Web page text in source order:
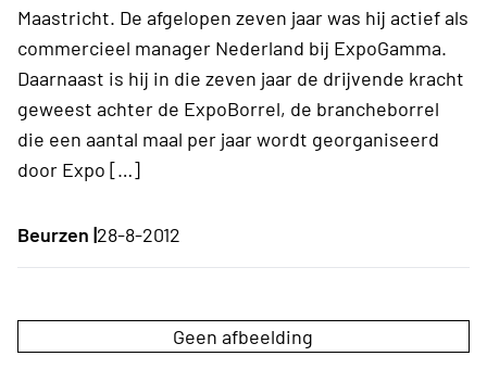
Maastricht. De afgelopen zeven jaar was hij actief als
commercieel manager Nederland bij ExpoGamma.
Daarnaast is hij in die zeven jaar de drijvende kracht
geweest achter de ExpoBorrel, de brancheborrel
die een aantal maal per jaar wordt georganiseerd
door Expo […]
Beurzen |28-8-2012
Geen afbeelding